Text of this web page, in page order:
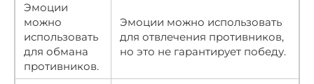
Эмоции
можно
использовать
для обмана
противников.
Эмоции можно использовать
для отвлечения противников,
но это не гарантирует победу.